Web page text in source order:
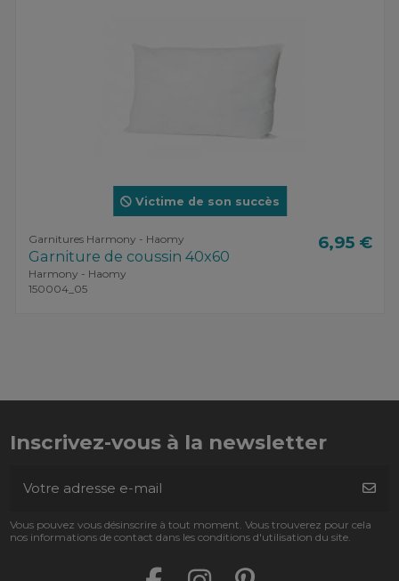
Victime de son succès
Garnitures Harmony - Haomy
Garniture de coussin 40x60
Harmony - Haomy
150004_05
6,95 €
Inscrivez-vous à la newsletter
Vous pouvez vous désinscrire à tout moment. Vous trouverez pour cela
nos informations de contact dans les conditions d'utilisation du site.